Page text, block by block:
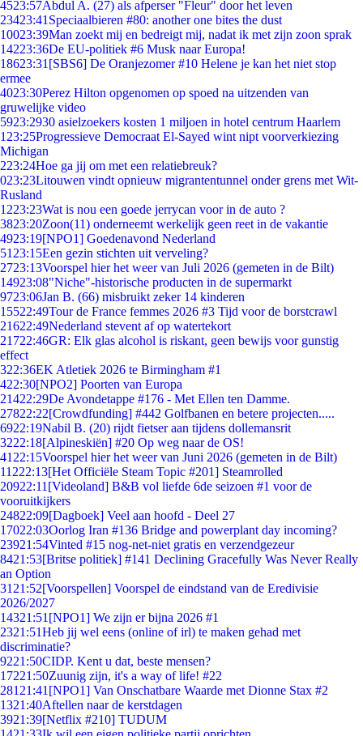
4523:57Abdul A. (27) als afperser "Fleur" door het leven
23423:41 Speciaalbieren #80: another one bites the dust
10023:39Man zoekt mij en bedreigt mij, nadat ik met zijn zoon sprak
14223:36De EU-politiek #6 Musk naar Europa!
18623:31 [SBS6] De Oranjezomer #10 Helene je kan het niet stop
ermee
4023:30Perez Hilton opgenomen op spoed na uitzenden van
gruwelijke video
5923:2930 asielzoekers kosten 1 miljoen in hotel centrum Haarlem
1 23:25Progressieve Democraat El-Sayed wint nipt voorverkiezing
Michigan
223:24Hoe ga jij om met een relatiebreuk?
023:23Litouwen vindt opnieuw migrantentunnel onder grens met Wit-
Rusland
1223:23Wat is nou een goede jerrycan voor in de auto ?
3823:20Zoon(11) onderneemt werkelijk geen reet in de vakantie
4923:19[NPO1] Goedenavond Nederland
51 23:15Een gezin stichten uit verveling?
2723:13Voorspel hier het weer van Juli 2026 (gemeten in de Bilt)
14923:08"Niche"-historische producten in de supermarkt
9723:06Jan B. (66) misbruikt zeker 14 kinderen
15522:49Tour de France femmes 2026 #3 Tijd voor de borstcrawl
21622:49Nederland stevent af op watertekort
21722:46GR: Elk glas alcohol is riskant, geen bewijs voor gunstig
effect
322:36EK Atletiek 2026 te Birmingham #1
422:30[NPO2] Poorten van Europa
21422:29De Avondetappe #176 - Met Ellen ten Damme.
27822:22[Crowdfunding] #442 Golfbanen en betere projecten.....
6922:19Nabil B. (20) rijdt fietser aan tijdens dollemansrit
3222:18[Alpineskiën] #20 Op weg naar de OS!
41 22:15Voorspel hier het weer van Juni 2026 (gemeten in de Bilt)
11222:13[Het Officiële Steam Topic #201] Steamrolled
20922:11 [Videoland] B&B vol liefde 6de seizoen #1 voor de
vooruitkijkers
24822:09[Dagboek] Veel aan hoofd - Deel 27
17022:03Oorlog Iran #136 Bridge and powerplant day incoming?
23921:54Vinted #15 nog-net-niet gratis en verzendgezeur
8421:53[Britse politiek] #141 Declining Gracefully Was Never Really
an Option
31 21:52[Voorspellen] Voorspel de eindstand van de Eredivisie
2026/2027
14321:51 [NPO1] We zijn er bijna 2026 #1
2321:51Heb jij wel eens (online of irl) te maken gehad met
discriminatie?
9221:50CIDP. Kent u dat, beste mensen?
17221:50Zuunig zijn, it's a way of life! #22
281 21:41 [NPO1] Van Onschatbare Waarde met Dionne Stax #2
1321:40Aftellen naar de kerstdagen
3921:39[Netflix #210] TUDUM